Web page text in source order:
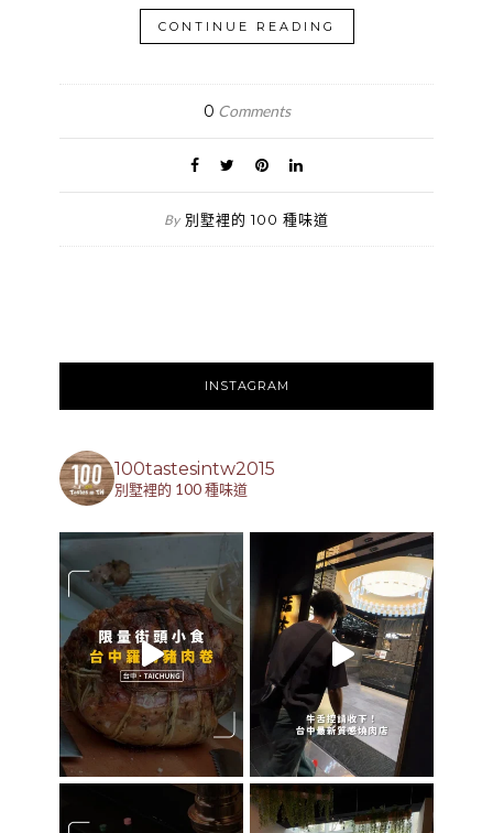
CONTINUE READING
0 Comments
By 別墅裡的 100 種味道
INSTAGRAM
100tastesintw2015
別墅裡的 100 種味道